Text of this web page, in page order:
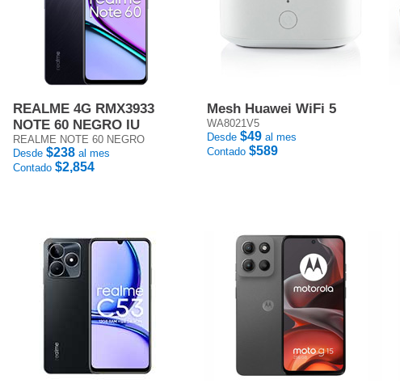
REALME 4G RMX3933
NOTE 60 NEGRO IU
REALME NOTE 60 NEGRO
Desde $238 al mes
Contado $2,854
Mesh Huawei WiFi 5
WA8021V5
Desde $49 al mes
Contado $589